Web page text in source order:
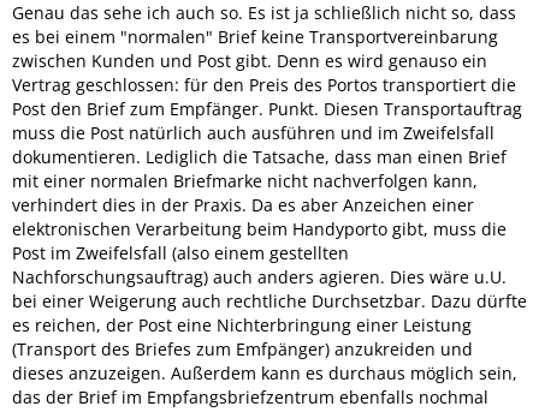
Genau das sehe ich auch so. Es ist ja schließlich nicht so, dass
es bei einem "normalen" Brief keine Transportvereinbarung
zwischen Kunden und Post gibt. Denn es wird genauso ein
Vertrag geschlossen: für den Preis des Portos transportiert die
Post den Brief zum Empfänger. Punkt. Diesen Transportauftrag
muss die Post natürlich auch ausführen und im Zweifelsfall
dokumentieren. Lediglich die Tatsache, dass man einen Brief
mit einer normalen Briefmarke nicht nachverfolgen kann,
verhindert dies in der Praxis. Da es aber Anzeichen einer
elektronischen Verarbeitung beim Handyporto gibt, muss die
Post im Zweifelsfall (also einem gestellten
Nachforschungsauftrag) auch anders agieren. Dies wäre u.U.
bei einer Weigerung auch rechtliche Durchsetzbar. Dazu dürfte
es reichen, der Post eine Nichterbringung einer Leistung
(Transport des Briefes zum Emfpänger) anzukreiden und
dieses anzuzeigen. Außerdem kann es durchaus möglich sein,
das der Brief im Empfangsbriefzentrum ebenfalls nochmal